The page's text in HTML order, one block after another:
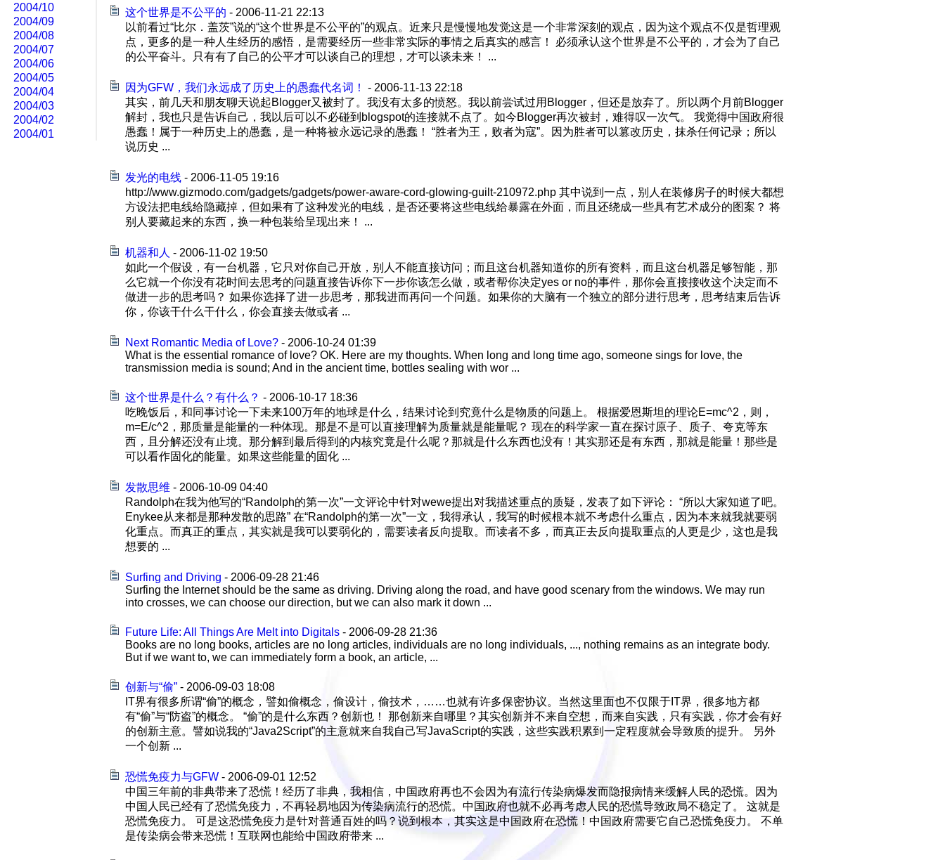
这个世界是不公平的 - 2006-11-21 22:13
以前看过“比尔．盖茨”说的“这个世界是不公平的”的观点。近来只是慢慢地发觉这是一个非常深刻的观点，因为这个观点不仅是哲理观
点，更多的是一种人生经历的感悟，是需要经历一些非常实际的事情之后真实的感言！ 必须承认这个世界是不公平的，才会为了自己
的公平奋斗。只有有了自己的公平才可以谈自己的理想，才可以谈未来！ ...
因为GFW，我们永远成了历史上的愚蠢代名词！
- 2006-11-13 22:18
其实，前几天和朋友聊天说起Blogger又被封了。我没有太多的愤怒。我以前尝试过用Blogger，但还是放弃了。所以两个月前Blogger
解封，我也只是告诉自己，我以后可以不必碰到blogspot的连接就不点了。如今Blogger再次被封，难得叹一次气。 我觉得中国政府很
愚蠢！属于一种历史上的愚蠢，是一种将被永远记录的愚蠢！ “胜者为王，败者为寇”。因为胜者可以篡改历史，抹杀任何记录；所以
说历史 ...
发光的电线 - 2006-11-05 19:16
http://www.gizmodo.com/gadgets/gadgets/power-aware-cord-glowing-guilt-210972.php 其中说到一点，别人在装修房子的时候大都想
方设法把电线给隐藏掉，但如果有了这种发光的电线，是否还要将这些电线给暴露在外面，而且还绕成一些具有艺术成分的图案？ 将
别人要藏起来的东西，换一种包装给呈现出来！ ...
机器和人 - 2006-11-02 19:50
如此一个假设，有一台机器，它只对你自己开放，别人不能直接访问；而且这台机器知道你的所有资料，而且这台机器足够智能，那
么它就一个你没有花时间去思考的问题直接告诉你下一步你该怎么做，或者帮你决定yes or no的事件，那你会直接接收这个决定而不
做进一步的思考吗？ 如果你选择了进一步思考，那我进而再问一个问题。如果你的大脑有一个独立的部分进行思考，思考结束后告诉
你，你该干什么干什么，你会直接去做或者 ...
Next Romantic Media of Love? - 2006-10-24 01:39
What is the essential romance of love? OK. Here are my thoughts. When long and long time ago, someone sings for love, the
transmission media is sound; And in the ancient time, bottles sealing with wor ...
这个世界是什么？有什么？ - 2006-10-17 18:36
吃晚饭后，和同事讨论一下未来100万年的地球是什么，结果讨论到究竟什么是物质的问题上。 根据爱恩斯坦的理论E=mc^2，则，
m=E/c^2，那质量是能量的一种体现。那是不是可以直接理解为质量就是能量呢？ 现在的科学家一直在探讨原子、质子、夸克等东
西，且分解还没有止境。那分解到最后得到的内核究竟是什么呢？那就是什么东西也没有！其实那还是有东西，那就是能量！那些是
可以看作固化的能量。如果这些能量的固化 ...
发散思维 - 2006-10-09 04:40
Randolph在我为他写的“Randolph的第一次”一文评论中针对wewe提出对我描述重点的质疑，发表了如下评论： “所以大家知道了吧。
Enykee从来都是那种发散的思路” 在“Randolph的第一次”一文，我得承认，我写的时候根本就不考虑什么重点，因为本来就我就要弱
化重点。而真正的重点，其实就是我可以要弱化的，需要读者反向提取。而读者不多，而真正去反向提取重点的人更是少，这也是我
想要的 ...
Surfing and Driving - 2006-09-28 21:46
Surfing the Internet should be the same as driving. Driving along the road, and have good scenary from the windows. We may run
into crosses, we can choose our direction, but we can also mark it down ...
Future Life: All Things Are Melt into Digitals - 2006-09-28 21:36
Books are no long books, articles are no long articles, individuals are no long individuals, ..., nothing remains as an integrate body.
But if we want to, we can immediately form a book, an article, ...
创新与“偷” - 2006-09-03 18:08
IT界有很多所谓“偷”的概念，譬如偷概念，偷设计，偷技术，……也就有许多保密协议。当然这里面也不仅限于IT界，很多地方都
有“偷”与“防盗”的概念。 “偷”的是什么东西？创新也！ 那创新来自哪里？其实创新并不来自空想，而来自实践，只有实践，你才会有好
的创新主意。譬如说我的“Java2Script”的主意就来自我自己写JavaScript的实践，这些实践积累到一定程度就会导致质的提升。 另外
一个创新 ...
恐慌免疫力与GFW - 2006-09-01 12:52
中国三年前的非典带来了恐慌！经历了非典，我相信，中国政府再也不会因为有流行传染病爆发而隐报病情来缓解人民的恐慌。因为
中国人民已经有了恐慌免疫力，不再轻易地因为传染病流行的恐慌。中国政府也就不必再考虑人民的恐慌导致政局不稳定了。 这就是
恐慌免疫力。 可是这恐慌免疫力是针对普通百姓的吗？说到根本，其实这是中国政府在恐慌！中国政府需要它自己恐慌免疫力。 不单
是传染病会带来恐慌！互联网也能给中国政府带来 ...
2004/10
2004/09
2004/08
2004/07
2004/06
2004/05
2004/04
2004/03
2004/02
2004/01